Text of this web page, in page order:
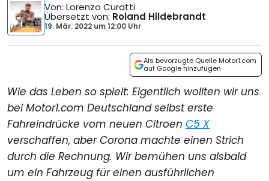
Von: Lorenzo Curatti
Übersetzt von: Roland Hildebrandt
19. Mär. 2022 um12:00 Uhr
Als bevorzugte Quelle Motor1.com
auf Google hinzufügen
Wie das Leben so spielt: Eigentlich wollten wir uns
bei Motor1.com Deutschland selbst erste
Fahreindrücke vom neuen Citroen C5 X
verschaffen, aber Corona machte einen Strich
durch die Rechnung. Wir bemühen uns alsbald
um ein Fahrzeug für einen ausführlichen